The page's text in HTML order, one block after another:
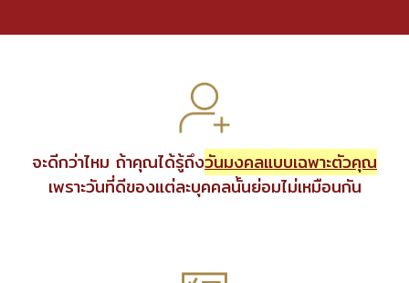
จะดีกว่าไหม ถ้าคุณได้รู้ถึงวันมงคลแบบเฉพาะตัวคุณ
เพราะวันที่ดีของแต่ละบุคคลนั้นย่อมไม่เหมือนกัน